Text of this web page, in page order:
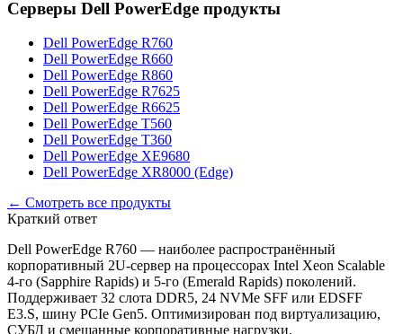
Серверы Dell PowerEdge продукты
Dell PowerEdge R760
Dell PowerEdge R660
Dell PowerEdge R860
Dell PowerEdge R7625
Dell PowerEdge R6625
Dell PowerEdge T560
Dell PowerEdge T360
Dell PowerEdge XE9680
Dell PowerEdge XR8000 (Edge)
← Смотреть все продукты
Краткий ответ
Dell PowerEdge R760 — наиболее распространённый
корпоративный 2U-сервер на процессорах Intel Xeon Scalable
4-го (Sapphire Rapids) и 5-го (Emerald Rapids) поколений.
Поддерживает 32 слота DDR5, 24 NVMe SFF или EDSFF
E3.S, шину PCIe Gen5. Оптимизирован под виртуализацию,
СУБД и смешанные корпоративные нагрузки.